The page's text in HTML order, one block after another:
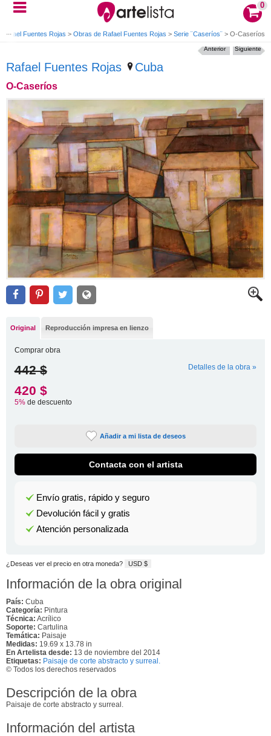
0
Rafael Fuentes Rojas > Obras de Rafael Fuentes Rojas > Serie ¨Caseríos¨ > O-Caseríos
Rafael Fuentes Rojas Cuba
O-Caseríos
Siguiente
Anterior
Original Reproducción impresa en lienzo
Comprar obra
442 $ Detalles de la obra »
420 $
5%de descuento
Añadir a mi lista de deseos
Contacta con el artista
Envío gratis, rápido y seguro
Devolución fácil y gratis
Atención personalizada
¿Deseas ver el precio en otra moneda? USD $
Información de la obra original
País: Cuba
Categoría: Pintura
Técnica: Acrílico
Soporte: Cartulina
Temática: Paisaje
Medidas: 19.69 x 13.78 in
En Artelista desde: 13 de noviembre del 2014
Etiquetas: Paisaje de corte abstracto y surreal.
© Todos los derechos reservados
Descripción de la obra
Paisaje de corte abstracto y surreal.
Información del artista